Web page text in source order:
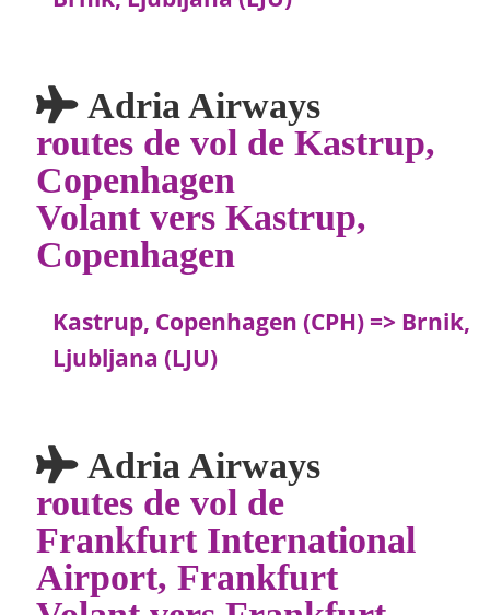
Adria Airways
routes de vol de Kastrup,
Copenhagen
Volant vers Kastrup,
Copenhagen
Kastrup, Copenhagen (CPH) => Brnik,
Ljubljana (LJU)
Adria Airways
routes de vol de
Frankfurt International
Airport, Frankfurt